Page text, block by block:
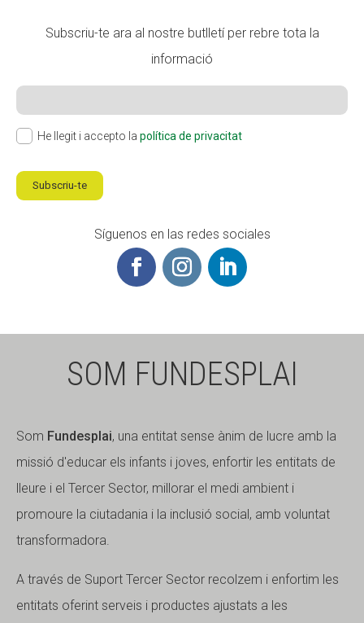
Subscriu-te ara al nostre butlletí per rebre tota la
informació
He llegit i accepto la política de privacitat
Subscriu-te
Síguenos en las redes sociales
SOM FUNDESPLAI
Som Fundesplai, una entitat sense ànim de lucre amb la
missió d'educar els infants i joves, enfortir les entitats de
lleure i el Tercer Sector, millorar el medi ambient i
promoure la ciutadania i la inclusió social, amb voluntat
transformadora.
A través de Suport Tercer Sector recolzem i enfortim les
entitats oferint serveis i productes ajustats a les